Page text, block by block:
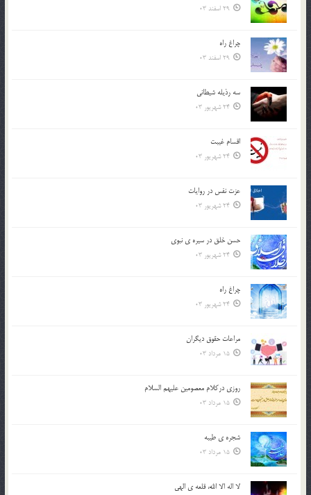
29 اسفند 03
چراغ راه
29 اسفند 03
سه رذیله شیطانی
24 شهریور 03
اقسام غيبت
24 شهریور 03
عزت نفس در روايات
24 شهریور 03
حسن خلق در سيره ي نبوي
24 شهریور 03
چراغ راه
24 شهریور 03
مراعات حقوق ديگران
15 مرداد 03
روزي دركلام معصومين عليهم السلام
15 مرداد 03
شجره ي طيبه
15 مرداد 03
لا اله الا الله، قلعه ي الهي